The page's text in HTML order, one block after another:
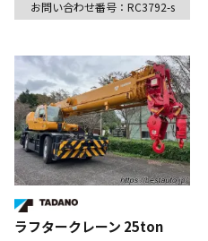
お問い合わせ番号：RC3792-s
ラフタークレーン 25ton